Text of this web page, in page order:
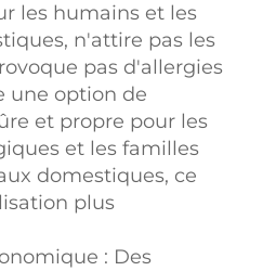
les humains et les
n'attire pas les
pas d'allergies
une option de
et propre pour les
et les familles
domestiques, ce
plus
: Des